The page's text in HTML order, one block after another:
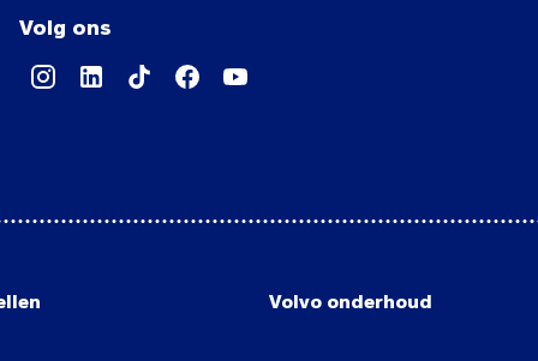
Volg ons
Volvo onderhoud